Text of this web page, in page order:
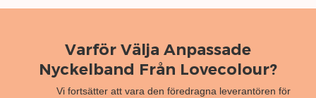
Varför Välja Anpassade
Nyckelband Från Lovecolour?
Vi fortsätter att vara den föredragna leverantören för